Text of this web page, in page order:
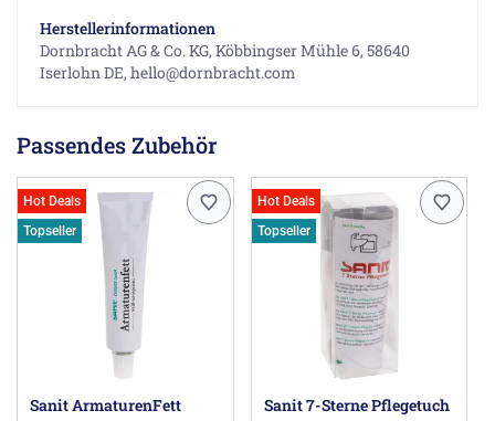
Herstellerinformationen
Dornbracht AG & Co. KG, Köbbingser Mühle 6, 58640
Iserlohn DE, hello@dornbracht.com
Passendes Zubehör
Hot Deals
Topseller
Sanit ArmaturenFett
Hot Deals
Topseller
Sanit 7-Sterne Pflegetuch